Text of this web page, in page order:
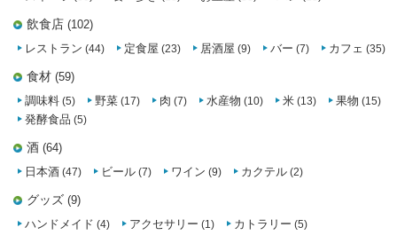
飲食店 (102)
レストラン (44) 定食屋 (23) 居酒屋 (9) バー (7) カフェ (35)
食材 (59)
調味料 (5) 野菜 (17) 肉 (7) 水産物 (10) 米 (13) 果物 (15)
発酵食品 (5)
酒 (64)
日本酒 (47) ビール (7) ワイン (9) カクテル (2)
グッズ (9)
ハンドメイド (4) アクセサリー (1) カトラリー (5)